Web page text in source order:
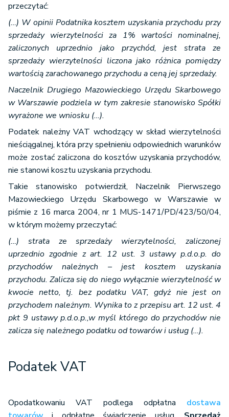
przeczytać:
(…) W opinii Podatnika kosztem uzyskania przychodu przy
sprzedaży wierzytelności za 1% wartości nominalnej,
zaliczonych uprzednio jako przychód, jest strata ze
sprzedaży wierzytelności liczona jako różnica pomiędzy
wartością zarachowanego przychodu a ceną jej sprzedaży.
Naczelnik Drugiego Mazowieckiego Urzędu Skarbowego
w Warszawie podziela w tym zakresie stanowisko Spółki
wyrażone we wniosku (…).
Podatek należny VAT wchodzący w skład wierzytelności
nieściągalnej, która przy spełnieniu odpowiednich warunków
może zostać zaliczona do kosztów uzyskania przychodów,
nie stanowi kosztu uzyskania przychodu.
Takie stanowisko potwierdził, Naczelnik Pierwszego
Mazowieckiego Urzędu Skarbowego w Warszawie w
piśmie z 16 marca 2004, nr 1 MUS-1471/PD/423/50/04,
w którym możemy przeczytać:
(…) strata ze sprzedaży wierzytelności, zaliczonej
uprzednio zgodnie z art. 12 ust. 3 ustawy p.d.o.p. do
przychodów należnych – jest kosztem uzyskania
przychodu. Zalicza się do niego wyłącznie wierzytelność w
kwocie netto, tj. bez podatku VAT, gdyż nie jest on
przychodem należnym. Wynika to z przepisu art. 12 ust. 4
pkt 9 ustawy p.d.o.p.,w myśl którego do przychodów nie
zalicza się należnego podatku od towarów i usług (…).
Podatek VAT
Opodatkowaniu VAT podlega odpłatna dostawa